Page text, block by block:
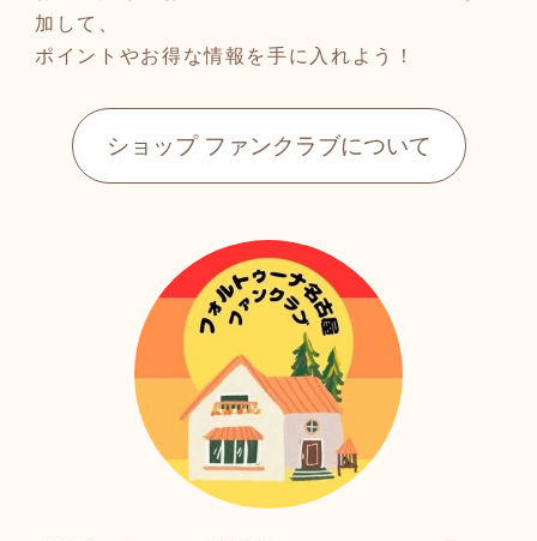
加して、
ポイントやお得な情報を手に入れよう！
ショップ ファンクラブについて